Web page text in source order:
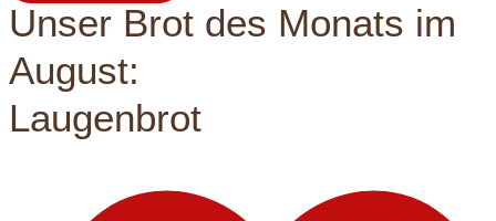
Unser Brot des Monats im
August:
Laugenbrot